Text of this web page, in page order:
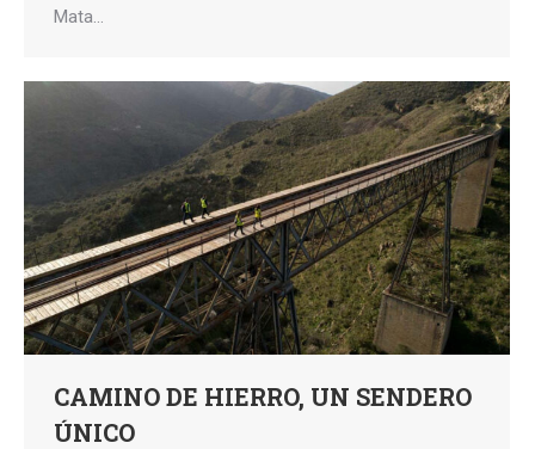
Mata…
CAMINO DE HIERRO, UN SENDERO
ÚNICO